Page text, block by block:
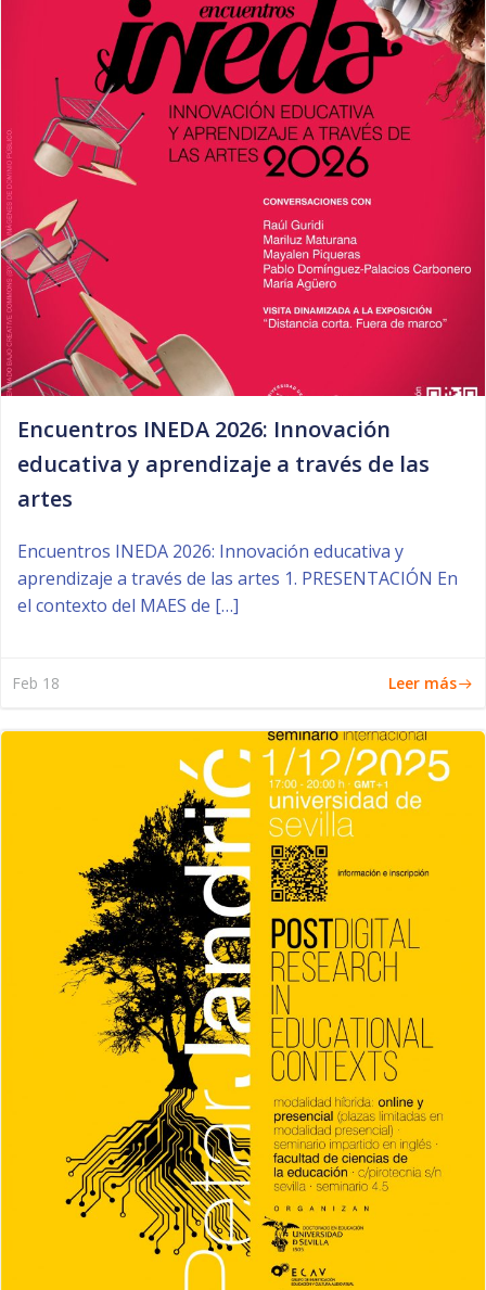
Encuentros INEDA 2026: Innovación
educativa y aprendizaje a través de las
artes
Encuentros INEDA 2026: Innovación educativa y
aprendizaje a través de las artes 1. PRESENTACIÓN En
el contexto del MAES de […]
Feb 18 Leer más